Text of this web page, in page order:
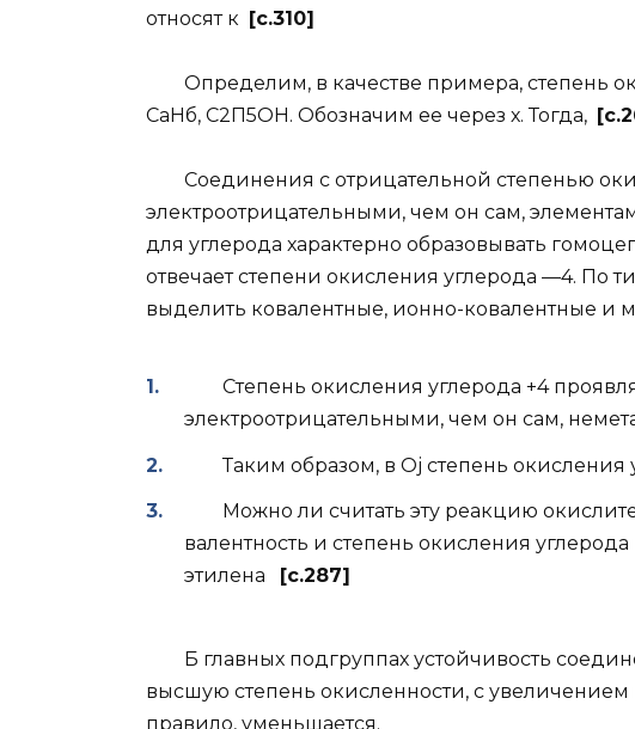
относят к [c.310]
Определим, в качестве примера, степень
СаНб, С2П5ОН. Обозначим ее через х. Тогда,
Соединения с отрицательной степенью
электроотрицательными, чем он сам,
для углерода характерно образовывать
отвечает степени окисления углерода —4. По
выделить ковалентные, ионно-ковалентные и
Степень окисления углерода +4
электроотрицательными, чем он сам,
Таким образом, в Oj степень окисления
Можно ли считать эту реакцию
валентность и степень окисления
этилена [c.287]
Б главных подгруппах устойчивость
высшую степень окисленности, с
правило, уменьшается.